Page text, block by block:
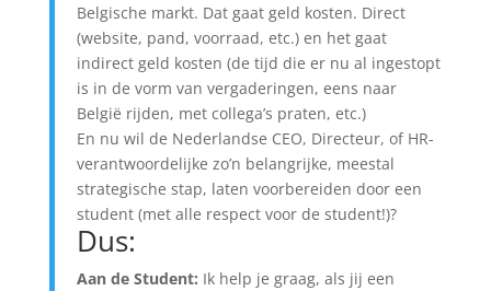
Belgische markt. Dat gaat geld kosten. Direct
(website, pand, voorraad, etc.) en het gaat
indirect geld kosten (de tijd die er nu al ingestopt
is in de vorm van vergaderingen, eens naar
België rijden, met collega’s praten, etc.)
En nu wil de Nederlandse CEO, Directeur, of HR-
verantwoordelijke zo’n belangrijke, meestal
strategische stap, laten voorbereiden door een
student (met alle respect voor de student!)?
Dus:
Aan de Student: Ik help je graag, als jij een